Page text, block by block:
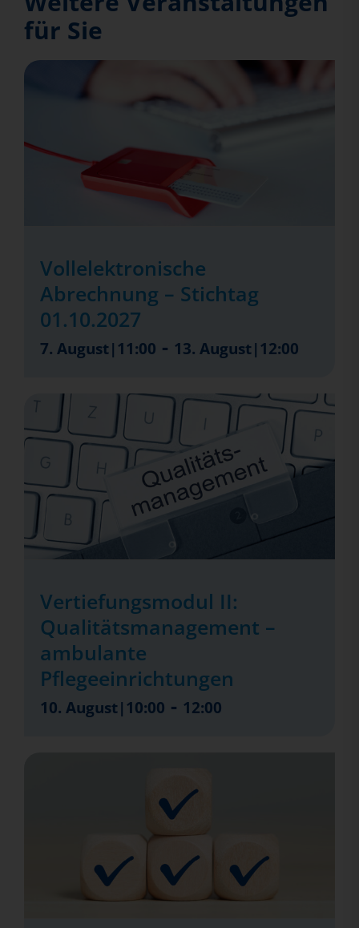
für Sie
Vollelektronische
Abrechnung – Stichtag
01.10.2027
7. August|11:00 - 13. August|12:00
Vertiefungsmodul II:
Qualitätsmanagement –
ambulante
Pflegeeinrichtungen
10. August|10:00 - 12:00